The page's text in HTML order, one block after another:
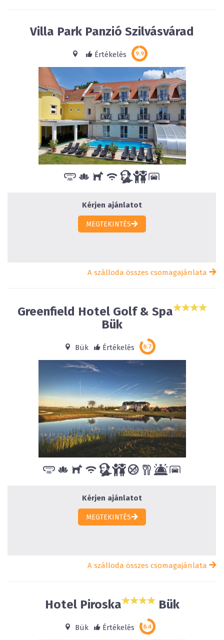
Villa Park Panzió Szilvásvárad
Értékelés
Kérjen ajánlatot
MEGTEKINTÉS
A szálloda összes csomagajánlata
Greenfield Hotel Golf & Spa
Bük
Bük Értékelés
Kérjen ajánlatot
MEGTEKINTÉS
A szálloda összes csomagajánlata
Hotel Piroska Bük
Bük Értékelés